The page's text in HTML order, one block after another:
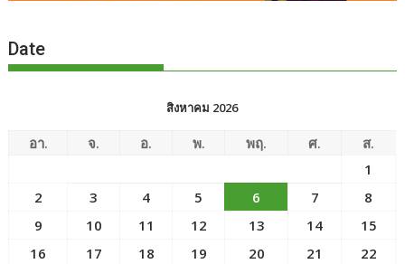
Date
สิงหาคม 2026
อา. จ. อ. พ. พฤ. ศ.
ส.
1
2
3 4 5 6 7
8
9
10 11 12 13 14
15
16
17 18 19 20 21
22